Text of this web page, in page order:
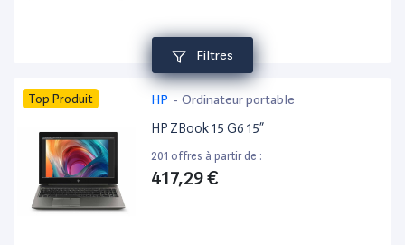
Filtres
Top Produit HP - Ordinateur portable
HP ZBook 15 G6 15”
201 offres à partir de :
417,29 €